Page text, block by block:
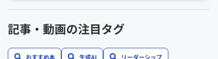
記事・動画の注目タグ
おすすめ本 生成AI リーダーシップ